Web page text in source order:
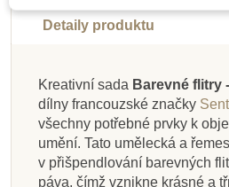
Skladem
CreaToys Třpytivé
nalepovací obrázky,
Na dotaz
Sentosphere Sada
obrázků - Sablimage:
Na dotaz
Sentosphere
Sablimage - Zvířata
Na dotaz
Mandaly pro děti
Sada mandaly -
Detaily produktu
Kreativní sada Barevné flitry
dílny francouzské značky
všechny potřebné prvky k
umění. Tato umělecká a
v přišpendlování barevných
páva, čímž vznikne krásné a